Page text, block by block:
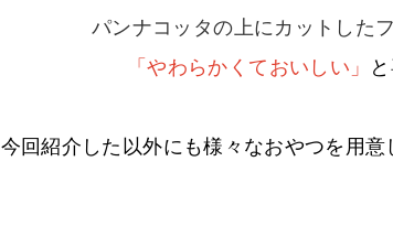
パンナコッタの上にカットした
「やわらかくておいしい」
今回紹介した以外にも様々なおやつを用